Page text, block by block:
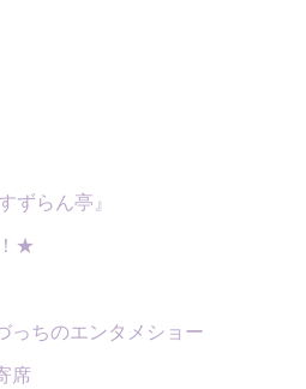
ずらん亭』
★
っちのエンタメショー
席